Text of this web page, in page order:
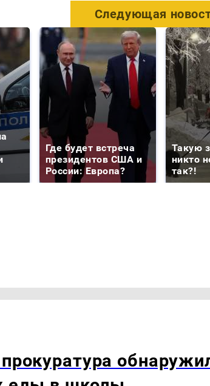
Следующая
Где будет встреча
президентов США и
России: Европа?
Такую
никто
так?!